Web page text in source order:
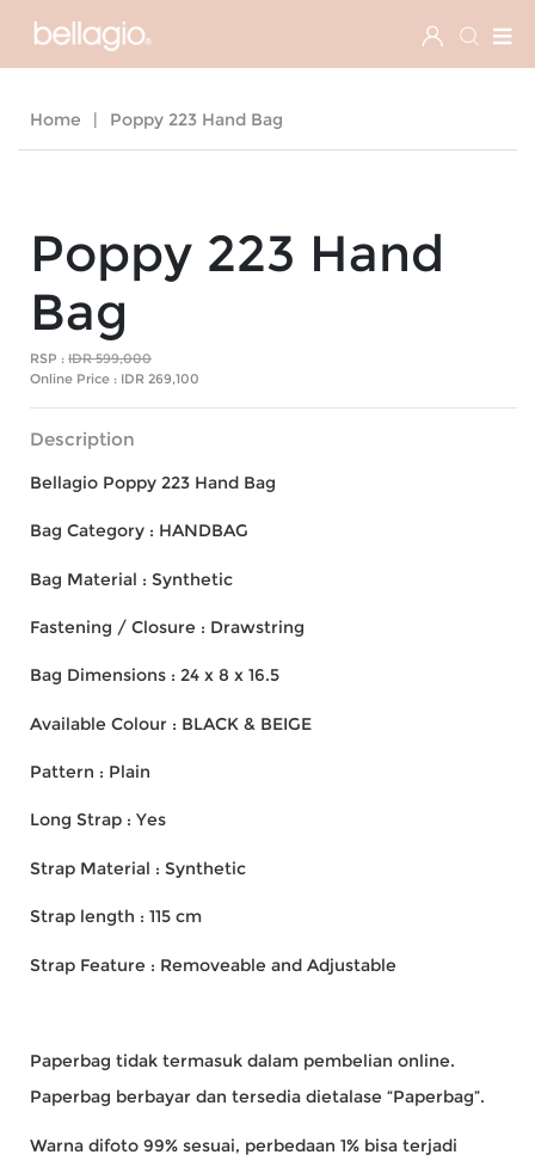
Home Poppy 223 Hand Bag
Poppy 223 Hand
Bag
RSP : IDR 599,000
Online Price : IDR 269,100
Description
Bellagio Poppy 223 Hand Bag
Bag Category : HANDBAG
Bag Material : Synthetic
Fastening / Closure : Drawstring
Bag Dimensions : 24 x 8 x 16.5
Available Colour : BLACK & BEIGE
Pattern : Plain
Long Strap : Yes
Strap Material : Synthetic
Strap length : 115 cm
Strap Feature : Removeable and Adjustable
Paperbag tidak termasuk dalam pembelian online.
Paperbag berbayar dan tersedia dietalase “Paperbag”.
Warna difoto 99% sesuai, perbedaan 1% bisa terjadi